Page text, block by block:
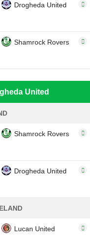
Drogheda United
Shamrock Rovers
United
Shamrock Rovers
Drogheda United
Lucan United